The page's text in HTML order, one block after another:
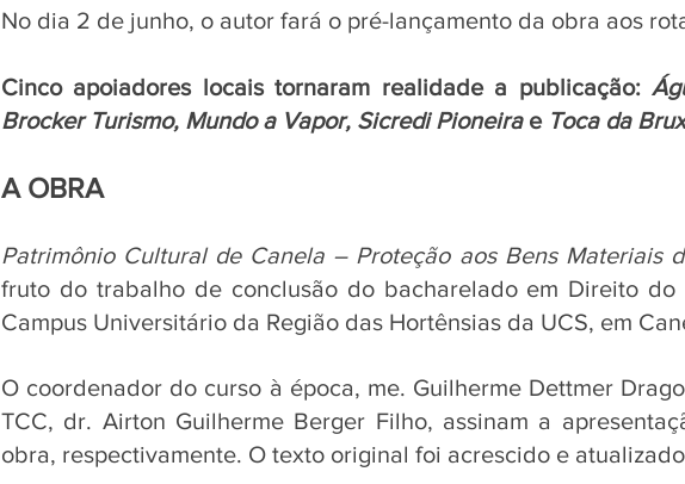
No dia 2 de junho, o autor fará o pré-lançamento da obra aos
Cinco apoiadores locais tornaram realidade a publicação:
Brocker Turismo, Mundo a Vapor, Sicredi Pioneira e Toca da
A OBRA
Patrimônio Cultural de Canela – Proteção aos Bens Materiais
fruto do trabalho de conclusão do bacharelado em Direito do
Campus Universitário da Região das Hortênsias da UCS, em
O coordenador do curso à época, me. Guilherme Dettmer
TCC, dr. Airton Guilherme Berger Filho, assinam a
obra, respectivamente. O texto original foi acrescido e